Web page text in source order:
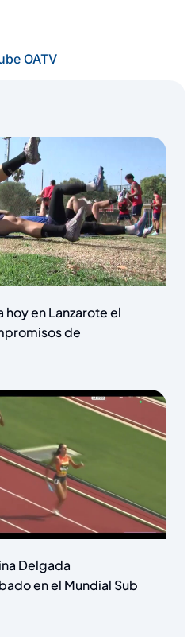
OATV
en Lanzarote el
de
Delgada
en el Mundial Sub